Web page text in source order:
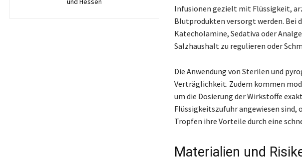
Infusionen gezielt mit Flüssigkeit,
Blutprodukten versorgt werden. Bei
Katecholamine, Sedativa oder
Salzhaushalt zu regulieren oder
Die Anwendung von Sterilen und
Verträglichkeit. Zudem kommen
um die Dosierung der Wirkstoffe
Flüssigkeitszufuhr angewiesen sind,
Tropfen ihre Vorteile durch eine
Materialien und